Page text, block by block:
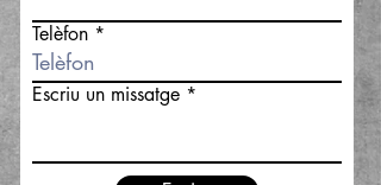
Telèfon
Escriu un missatge